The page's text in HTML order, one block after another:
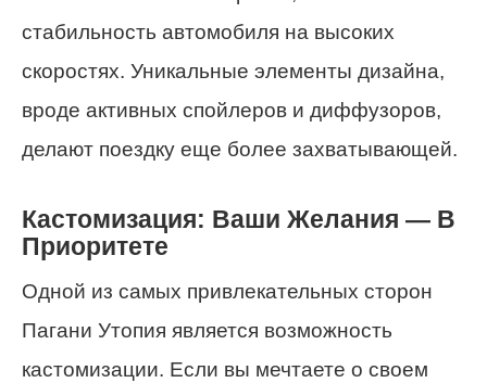
стабильность автомобиля на высоких
скоростях. Уникальные элементы дизайна,
вроде активных спойлеров и диффузоров,
делают поездку еще более захватывающей.
Кастомизация: Ваши Желания — В
Приоритете
Одной из самых привлекательных сторон
Пагани Утопия является возможность
кастомизации. Если вы мечтаете о своем